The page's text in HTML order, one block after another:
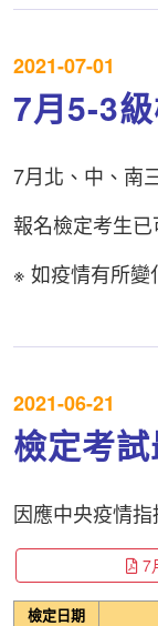
2021-07-01
7月5-3
7月北、中、南
報名檢定考生已
※ 如疫情有所變
2021-06-21
檢定考
因應中央疫情
7
檢定日期